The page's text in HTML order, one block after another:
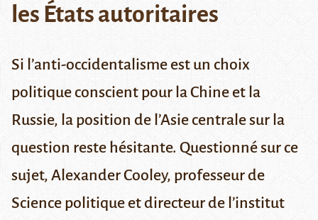
les États autoritaires
Si l’anti-occidentalisme est un choix
politique conscient pour la Chine et la
Russie, la position de l’Asie centrale sur la
question reste hésitante. Questionné sur ce
sujet, Alexander Cooley, professeur de
Science politique et directeur de l’institut